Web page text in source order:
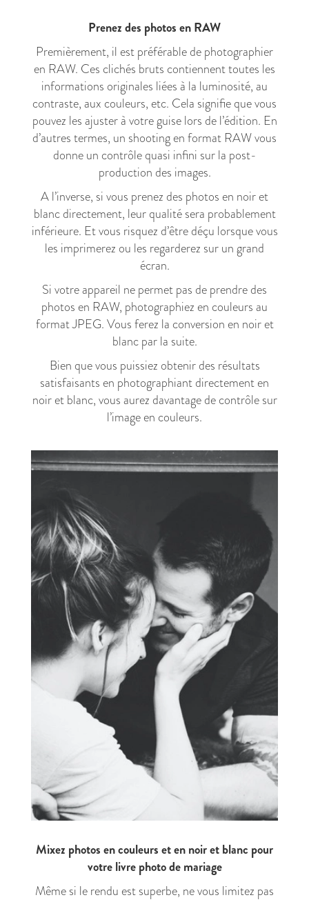
Prenez des photos en RAW
Premièrement, il est préférable de photographier
en RAW. Ces clichés bruts contiennent toutes les
informations originales liées à la luminosité, au
contraste, aux couleurs, etc. Cela signifie que vous
pouvez les ajuster à votre guise lors de l’édition. En
d’autres termes, un shooting en format RAW vous
donne un contrôle quasi infini sur la post-
production des images.
A l’inverse, si vous prenez des photos en noir et
blanc directement, leur qualité sera probablement
inférieure. Et vous risquez d’être déçu lorsque vous
les imprimerez ou les regarderez sur un grand
écran.
Si votre appareil ne permet pas de prendre des
photos en RAW, photographiez en couleurs au
format JPEG. Vous ferez la conversion en noir et
blanc par la suite.
Bien que vous puissiez obtenir des résultats
satisfaisants en photographiant directement en
noir et blanc, vous aurez davantage de contrôle sur
l’image en couleurs.
Mixez photos en couleurs et en noir et blanc pour
votre livre photo de mariage
Même si le rendu est superbe, ne vous limitez pas